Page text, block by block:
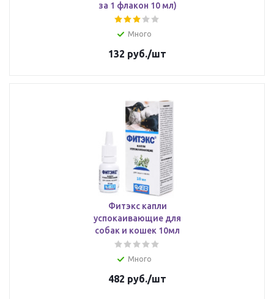
за 1 флакон 10 мл)
Много
132 руб./шт
Фитэкс капли
успокаивающие для
собак и кошек 10мл
Много
482 руб./шт